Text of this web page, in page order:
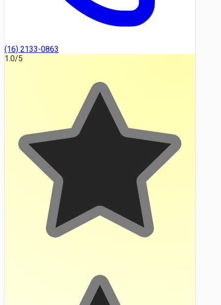
(16) 2133-0863
1.0/5